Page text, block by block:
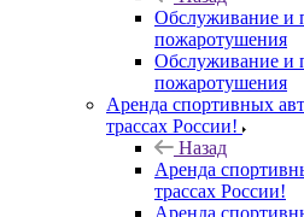
Обслуживание и
пожаротушения
Обслуживание и
пожаротушения
Аренда спортивных
трассах России!
Назад
Аренда
трассах России!
Аренда